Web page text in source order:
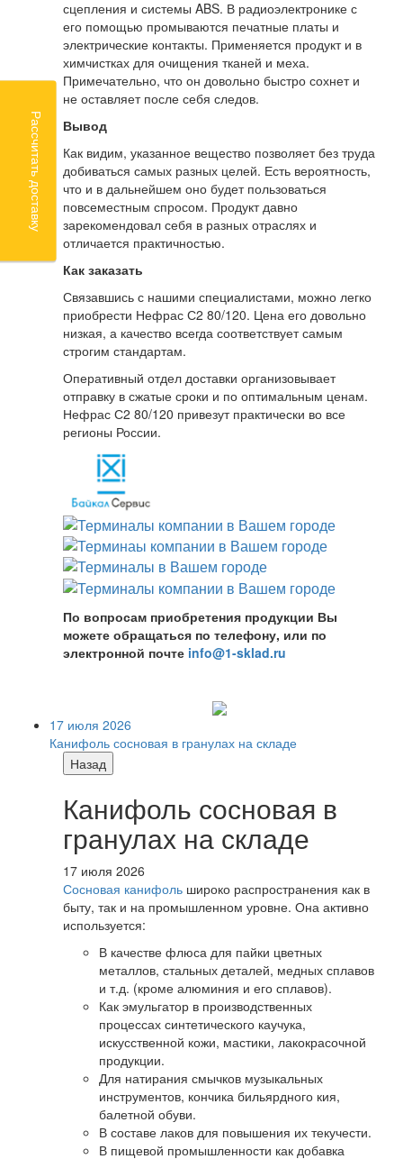
сцепления и системы ABS. В радиоэлектронике с
его помощью промываются печатные платы и
электрические контакты. Применяется продукт и в
химчистках для очищения тканей и меха.
Примечательно, что он довольно быстро сохнет и
не оставляет после себя следов.
Вывод
Как видим, указанное вещество позволяет без труда
добиваться самых разных целей. Есть вероятность,
что и в дальнейшем оно будет пользоваться
повсеместным спросом. Продукт давно
зарекомендовал себя в разных отраслях и
отличается практичностью.
Как заказать
Связавшись с нашими специалистами, можно легко
приобрести Нефрас С2 80/120. Цена его довольно
низкая, а качество всегда соответствует самым
строгим стандартам.
Оперативный отдел доставки организовывает
отправку в сжатые сроки и по оптимальным ценам.
Нефрас С2 80/120 привезут практически во все
регионы России.
По вопросам приобретения продукции Вы
можете обращаться по телефону, или по
электронной почте info@1-sklad.ru
17 июля 2026
Канифоль сосновая в гранулах на складе
Назад
Канифоль сосновая в
гранулах на складе
17 июля 2026
Сосновая канифоль широко распространения как в
быту, так и на промышленном уровне. Она активно
используется:
В качестве флюса для пайки цветных
металлов, стальных деталей, медных сплавов
и т.д. (кроме алюминия и его сплавов).
Как эмульгатор в производственных
процессах синтетического каучука,
искусственной кожи, мастики, лакокрасочной
продукции.
Для натирания смычков музыкальных
инструментов, кончика бильярдного кия,
балетной обуви.
В составе лаков для повышения их текучести.
В пищевой промышленности как добавка
Рассчитать доставку